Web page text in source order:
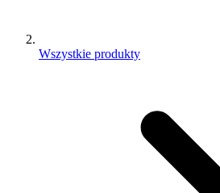
Wszystkie produkty